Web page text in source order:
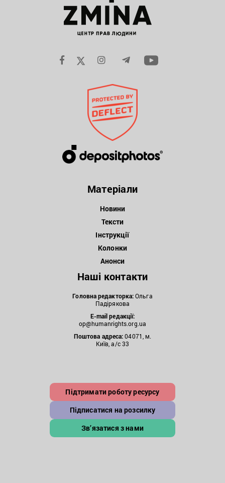
Матеріали
Новини
Тексти
Інструкції
Колонки
Анонси
Наші контакти
Головна редакторка:Ольга
Падірякова
E-mail редакції:
op@humanrights.org.ua
Поштова адреса:04071, м.
Київ, а/с 33
Підтримати роботу ресурсу
Підписатися на розсилку
Зв’язатися з нами